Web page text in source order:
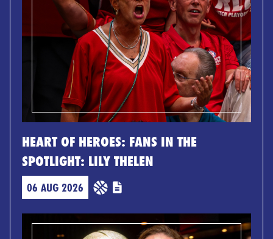
HEART OF HEROES: FANS IN THE
SPOTLIGHT: LILY THELEN
06 AUG 2026